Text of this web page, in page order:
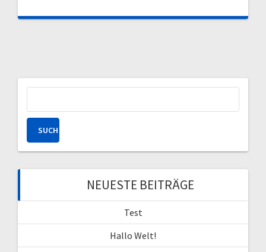
NEUESTE BEITRÄGE
Test
Hallo Welt!